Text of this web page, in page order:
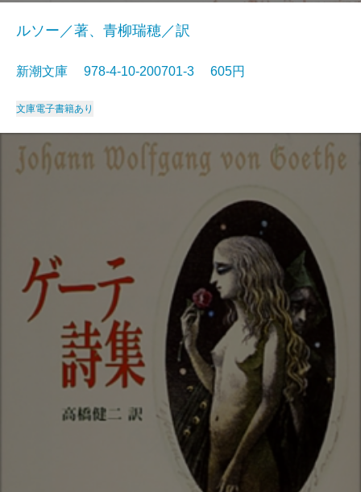
ルソー／著、青柳瑞穂／訳
新潮文庫 978-4-10-200701-3 605円
文庫電子書籍あり